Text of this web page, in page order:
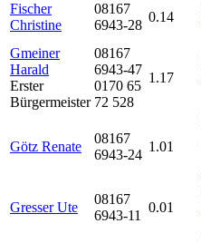
Fischer
Christine
08167
6943-28
0.14
Gmeiner
Harald
Erster
Bürgermeister
08167
6943-47
0170 65
72 528
1.17
Götz Renate
08167
6943-24
1.01
Gresser Ute
08167
6943-11
0.01